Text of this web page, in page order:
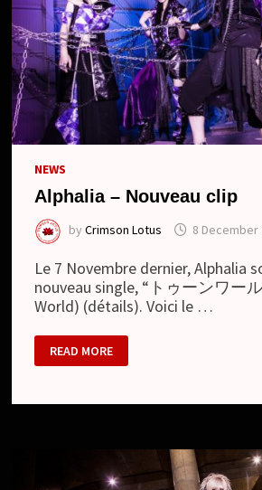
NEWS
Alphalia – Nouveau clip
byCrimson Lotus 8 December
Le 7 Novembre dernier, Alphalia
nouveau single, “トゥーンワー
World) (détails). Voici le …
ALPHALIA
–
NOUVEAU
READ MORE